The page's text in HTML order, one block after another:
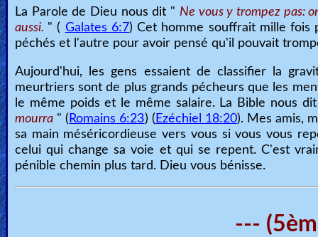
La Parole de Dieu nous dit " Ne vous y trompez pas:
aussi. " ( Galates 6:7) Cet homme souffrait mille fois
péchés et l'autre pour avoir pensé qu'il pouvait
Aujourd'hui, les gens essaient de classifier la
meurtriers sont de plus grands pécheurs que les
le même poids et le même salaire. La Bible nous
mourra " ( Romains 6:23) ( Ezéchiel 18:20). Mes amis,
sa main méséricordieuse vers vous si vous vous
celui qui change sa voie et qui se repent. C'est
pénible chemin plus tard. Dieu vous bénisse.
---